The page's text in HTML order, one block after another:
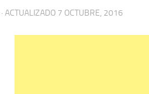
· ACTUALIZADO 7 OCTUBRE, 2016